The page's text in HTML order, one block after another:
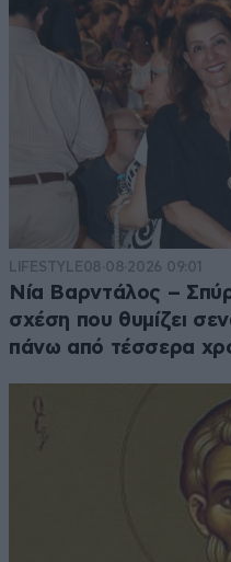
LIFESTYLE08·08·2026 09:01
Νία Βαρντάλος –
σχέση που θυμίζει
πάνω από τέσσερα